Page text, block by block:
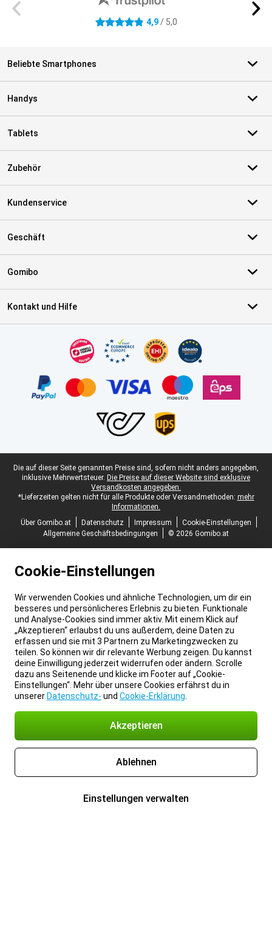
4.9 Sterne 4,9/ 5,0
Beliebte Smartphones
Handys
Tablets
Zubehör
Kundenservice
Geschäft
Gomibo
Kontakt und Hilfe
Juristische Fußzeile
Die auf dieser Seite genannten Preise sind, sofern nicht anders angegeben,
inklusive Mehrwertsteuer. Die Preise auf dieser Website sind exklusive
Versandkosten angegeben.
*Lieferzeiten gelten nicht für alle Produkte oder Versandmethoden: mehr
Informationen.
Über Gomibo.at
Datenschutz Impressum
Cookie-Einstellungen
Allgemeine Geschäftsbedingungen
© 2026 Gomibo.at
Cookie-Einstellungen
Wir verwenden Cookies und ähnliche Technologien, um dir ein
besseres und persönlicheres Erlebnis zu bieten. Funktionale
und Analyse-Cookies sind immer aktiv. Mit einem Klick auf
„Akzeptieren“ erlaubst du uns außerdem, deine Daten zu
erfassen und sie mit 3 Partnern zu Marketingzwecken zu
teilen. So können wir dir relevante Werbung zeigen. Du kannst
deine Einwilligung jederzeit widerrufen oder ändern. Scrolle
dazu ans Seitenende und klicke im Footer auf „Cookie-
Einstellungen“. Mehr über unsere Cookies erfährst du in
unserer Datenschutz- und Cookie-Erklärung
Akzeptieren
Ablehnen
Einstellungen verwalten